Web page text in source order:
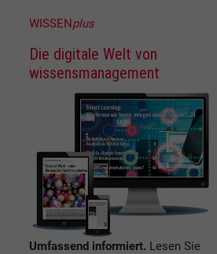
WISSENplus
Die digitale Welt von
wissensmanagement
Umfassend informiert. Lesen Sie